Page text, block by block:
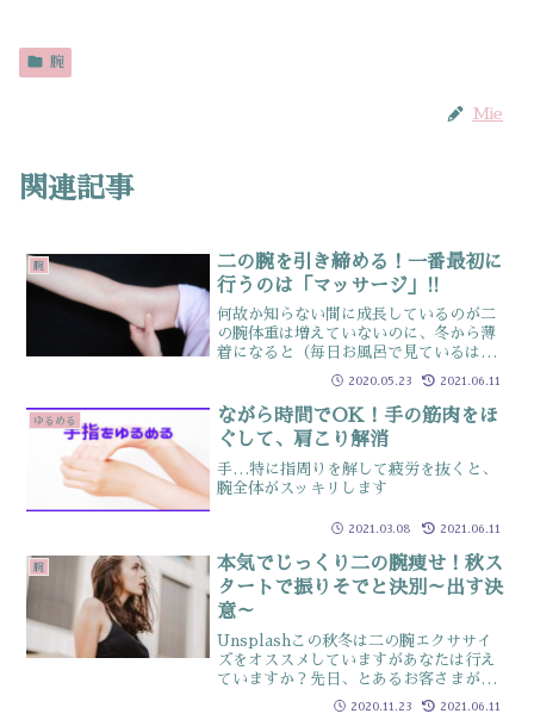
腕
Mie
関連記事
腕
二の腕を引き締める！一番最初に
行うのは「マッサージ」!!
何故か知らない間に成長しているのが二
の腕体重は増えていないのに、冬から薄
着になると（毎日お風呂で見ているはず
なのに）ある日突然成長したように思え
る二の腕…薄着になって焦っていません
か？二の腕の成長の一番の原因は姿勢特
に…猫背姿勢は二の腕を成...
2020.05.23 2021.06.11
ゆるめる
ながら時間でOK！手の筋肉をほ
ぐして、肩こり解消
手…特に指周りを解して疲労を抜くと、
腕全体がスッキリします
2021.03.08 2021.06.11
腕
本気でじっくり二の腕痩せ！秋ス
タートで振りそでと決別～出す決
意～
Unsplashこの秋冬は二の腕エクササイ
ズをオススメしていますがあなたは行え
ていますか？先日、とあるお客さまが今
回のモロモロで本当に行えるか分からな
いけれど来年夏に友人が行う予定のパー
2020.11.23 2021.06.11